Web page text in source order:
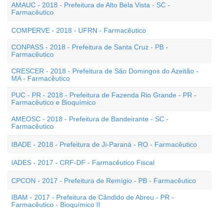
AMAUC - 2018 - Prefeitura de Alto Bela Vista - SC -
Farmacêutico
COMPERVE - 2018 - UFRN - Farmacêutico
CONPASS - 2018 - Prefeitura de Santa Cruz - PB -
Farmacêutico
CRESCER - 2018 - Prefeitura de São Domingos do Azeitão -
MA - Farmacêutico
PUC - PR - 2018 - Prefeitura de Fazenda Rio Grande - PR -
Farmacêutico e Bioquímico
AMEOSC - 2018 - Prefeitura de Bandeirante - SC -
Farmacêutico
IBADE - 2018 - Prefeitura de Ji-Paraná - RO - Farmacêutico
IADES - 2017 - CRF-DF - Farmacêutico Fiscal
CPCON - 2017 - Prefeitura de Remígio - PB - Farmacêutico
IBAM - 2017 - Prefeitura de Cândido de Abreu - PR -
Farmacêutico - Bioquímico II